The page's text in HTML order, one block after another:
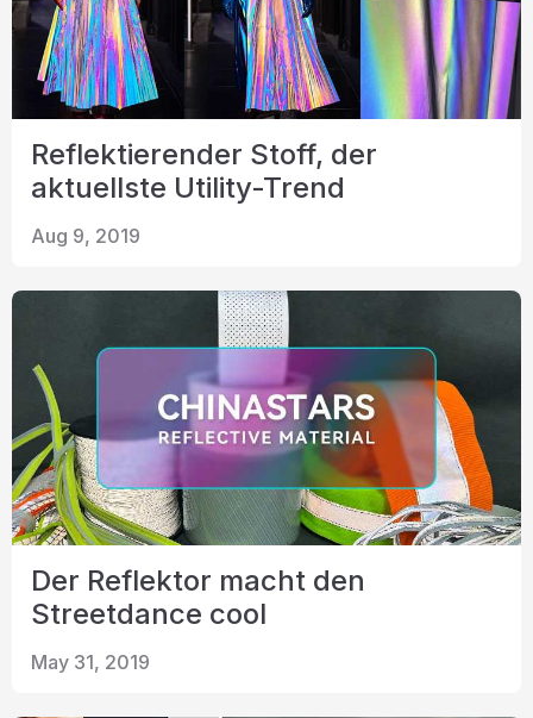
Reflektierender Stoff, der
aktuellste Utility-Trend
Aug 9, 2019
Der Reflektor macht den
Streetdance cool
May 31, 2019